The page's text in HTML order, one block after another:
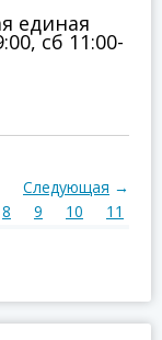
единая
сб 11:00-
Следующая →
8 9 10 11